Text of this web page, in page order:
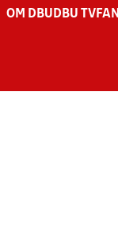
OM DBU DBU TV